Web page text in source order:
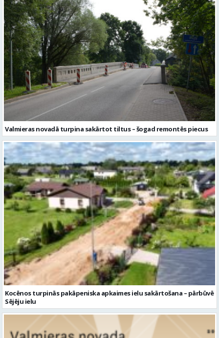
Valmieras novadā turpina sakārtot tiltus – šogad remontēs piecus
Kocēnos turpinās pakāpeniska apkaimes ielu sakārtošana – pārbūvē
Sējēju ielu